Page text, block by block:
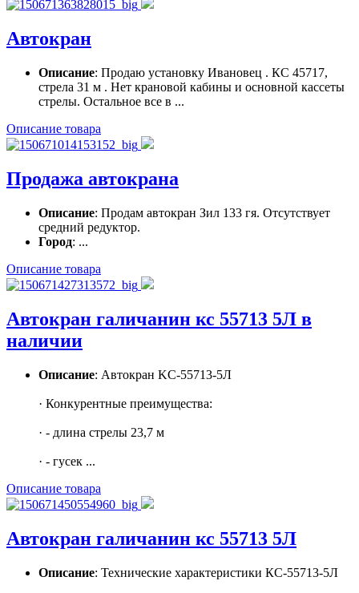
Автокран
Описание: Продаю установку Ивановец . КС 45717,
стрела 31 м . Нет крановой кабины и основной кассеты
стрелы. Остальное все в ...
Описание товара
Продажа автокрана
Описание: Продам автокран Зил 133 гя. Отсутствует
средний редуктор.
Город: ...
Описание товара
Автокран галичанин кс 55713 5Л в
наличии
Описание: Автокран KC-55713-5Л
· Конкурентные преимущества:
· - длина стрелы 23,7 м
· - гусек ...
Описание товара
Автокран галичанин кс 55713 5Л
Описание: Технические характеристики КС-55713-5Л